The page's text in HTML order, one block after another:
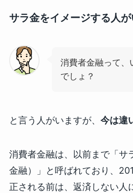
サラ金をイメージする人が
消費者金融って、
でしょ？
と言う人がいますが、 今は違
消費者金融は、以前まで「サ
金融）」と呼ばれており、
正される前は、返済しない人